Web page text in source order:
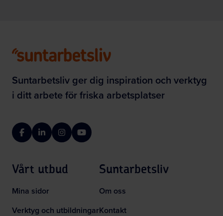
Suntarbetsliv ger dig inspiration och verktyg
i ditt arbete för friska arbetsplatser
FacebookLinkedInInstagramYouTube
Vårt utbud
Mina sidor
Verktyg och utbildningar
Suntarbetsliv
Om oss
Kontakt